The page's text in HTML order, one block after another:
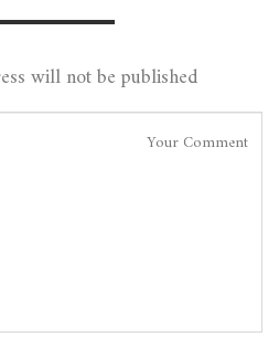
will not be published.